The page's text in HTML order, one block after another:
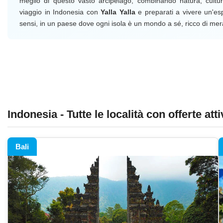
viaggio in Indonesia conYalla Yallae preparati a vivere
sensi, in un paese dove ogni isola è un mondo a sé, ricco di
Indonesia - Tutte le località con offerte
Bali